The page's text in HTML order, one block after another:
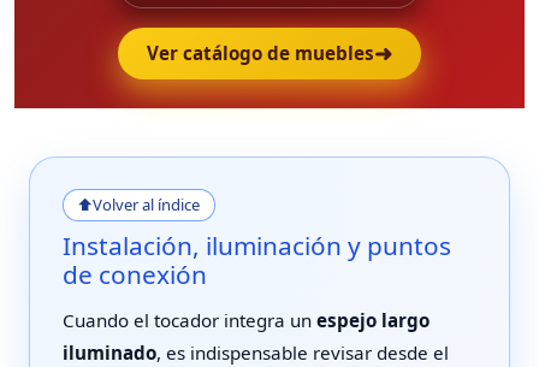
Ver catálogo de muebles➜
⬆Volver al índice
Instalación, iluminación y puntos
de conexión
Cuando el tocador integra unespejo largo
iluminado, es indispensable revisar desde el